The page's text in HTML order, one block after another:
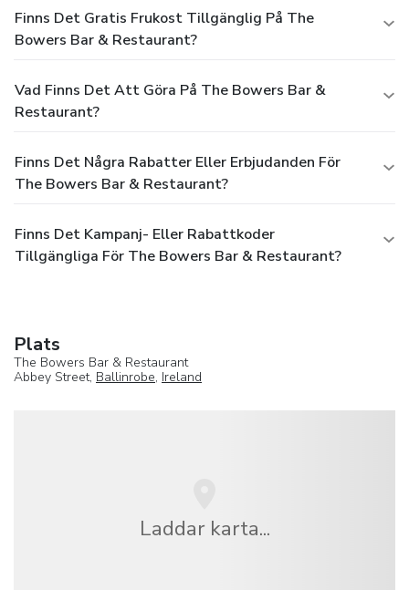
Finns Det Gratis Frukost Tillgänglig På The
Bowers Bar & Restaurant?
Vad Finns Det Att Göra På The Bowers Bar &
Restaurant?
Finns Det Några Rabatter Eller Erbjudanden För
The Bowers Bar & Restaurant?
Finns Det Kampanj- Eller Rabattkoder
Tillgängliga För The Bowers Bar & Restaurant?
Plats
The Bowers Bar & Restaurant
Abbey Street, Ballinrobe, Ireland
Laddar karta...